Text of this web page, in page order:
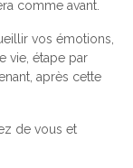
comme avant.
vos émotions,
vie, étape par
après cette
de vous et